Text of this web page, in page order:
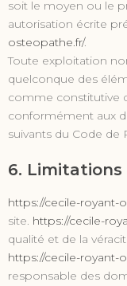
soit le moyen ou le
autorisation écrite
osteopathe.fr/.
Toute exploitation
quelconque des
comme constitutive
conformément aux
suivants du Code de
6.
https://cecile-royant-
site. https://cecile-
qualité et de la
https://cecile-royant-
responsable des